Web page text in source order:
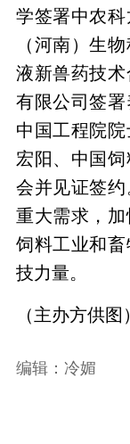
学签署中农
（河南）生
液新兽药技
有限公司签署
中国工程院
宏阳、中国
会并见证签
重大需求，
饲料工业和
技力量。
（主办方供图）
编辑：冷媚